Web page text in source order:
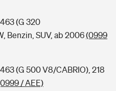
(G 320
Benzin, SUV, ab 2006(0999
(G 500 V8/CABRIO), 218
/ AEE)